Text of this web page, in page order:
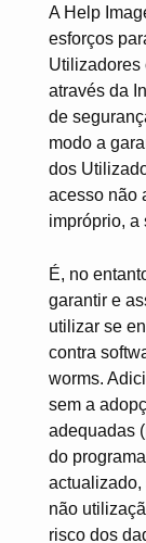
A Help
esforços
Utilizadores
através da
de
modo a
dos
acesso não
impróprio, a
É, no
garantir e
utilizar se
contra
worms.
sem a
adequadas
do
actualizado,
não
risco dos